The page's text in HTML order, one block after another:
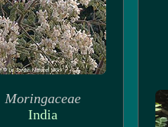
Moringaceae
India